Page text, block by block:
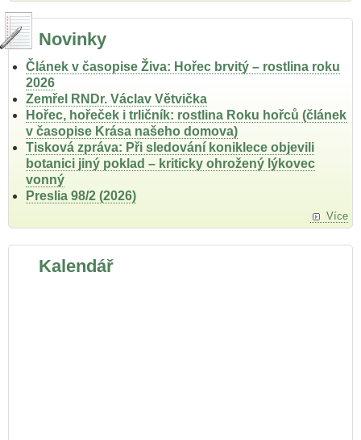
Novinky
Článek v časopise Živa: Hořec brvitý – rostlina roku
2026
Zemřel RNDr. Václav Větvička
Hořec, hořeček i trličník: rostlina Roku hořců (článek
v časopise Krása našeho domova)
Tisková zpráva: Při sledování koniklece objevili
botanici jiný poklad – kriticky ohrožený lýkovec
vonný
Preslia 98/2 (2026)
Více
Kalendář